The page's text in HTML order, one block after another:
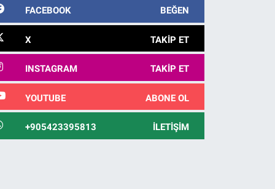
FACEBOOK BEĞEN
X TAKIP ET
INSTAGRAM TAKIP ET
YOUTUBE ABONE OL
+905423395813 İLETIŞIM